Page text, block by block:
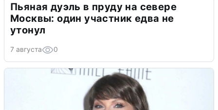
Пьяная дуэль в пруду на севере
Москвы: один участник едва не
утонул
7 августа 0